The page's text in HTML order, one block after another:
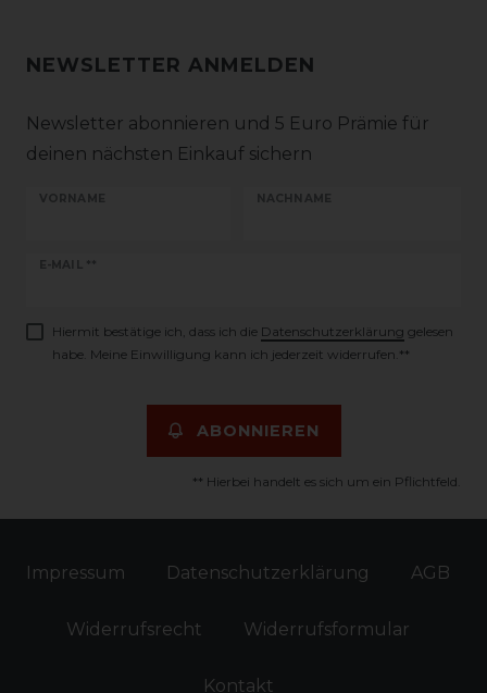
NEWSLETTER ANMELDEN
Newsletter abonnieren und 5 Euro Prämie für
deinen nächsten Einkauf sichern
VORNAME NACHNAME
E-MAIL **
Newsletter
Hiermit bestätige ich, dass ich die Daten­schutz­erklärung gelesen
habe. Meine Einwilligung kann ich jederzeit widerrufen.**
ABONNIEREN
** Hierbei handelt es sich um ein Pflichtfeld.
Impressum Daten­schutz­erklärung AGB
Widerrufs­recht Widerrufs­formular
Kontakt